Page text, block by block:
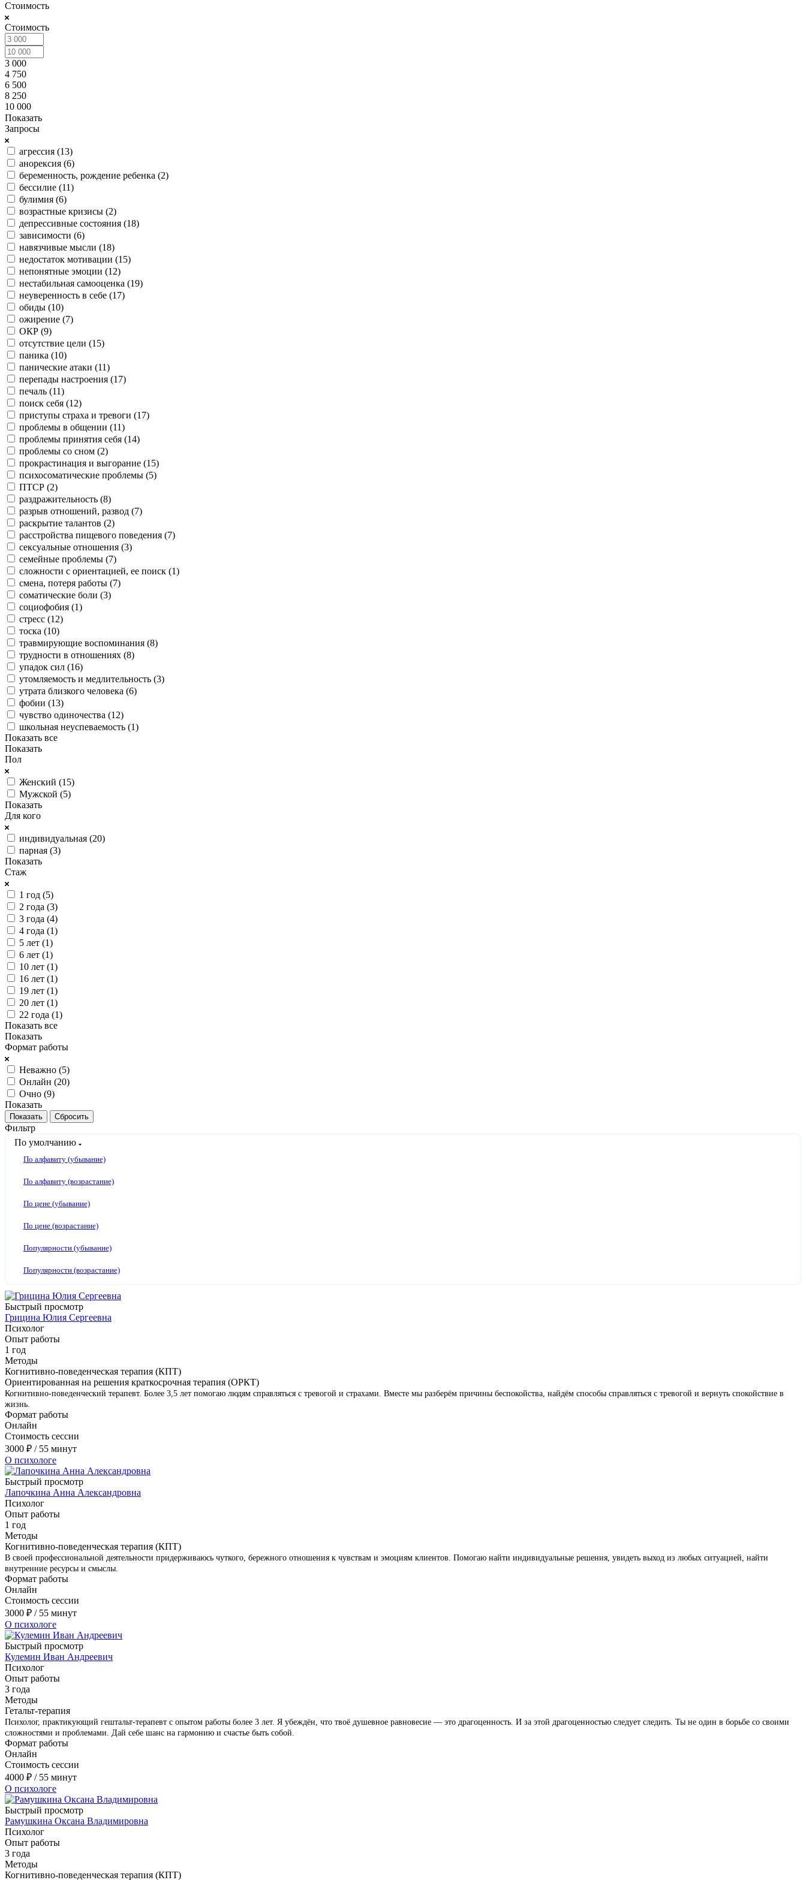
Стоимость
Стоимость
3 000
4 750
6 500
8 250
10 000
Показать
Запросы
агрессия (13)
анорексия (6)
беременность, рождение ребенка (2)
бессилие (11)
булимия (6)
возрастные кризисы (2)
депрессивные состояния (18)
зависимости (6)
навязчивые мысли (18)
недостаток мотивации (15)
непонятные эмоции (12)
нестабильная самооценка (19)
неуверенность в себе (17)
обиды (10)
ожирение (7)
ОКР (9)
отсутствие цели (15)
паника (10)
панические атаки (11)
перепады настроения (17)
печаль (11)
поиск себя (12)
приступы страха и тревоги (17)
проблемы в общении (11)
проблемы принятия себя (14)
проблемы со сном (2)
прокрастинация и выгорание (15)
психосоматические проблемы (5)
ПТСР (2)
раздражительность (8)
разрыв отношений, развод (7)
раскрытие талантов (2)
расстройства пищевого поведения (7)
сексуальные отношения (3)
семейные проблемы (7)
сложности с ориентацией, ее поиск (1)
смена, потеря работы (7)
соматические боли (3)
социофобия (1)
стресс (12)
тоска (10)
травмирующие воспоминания (8)
трудности в отношениях (8)
упадок сил (16)
утомляемость и медлительность (3)
утрата близкого человека (6)
фобии (13)
чувство одиночества (12)
школьная неуспеваемость (1)
Показать все
Показать
Пол
Женский (15)
Мужской (5)
Показать
Для кого
индивидуальная (20)
парная (3)
Показать
Стаж
1 год (5)
2 года (3)
3 года (4)
4 года (1)
5 лет (1)
6 лет (1)
10 лет (1)
16 лет (1)
19 лет (1)
20 лет (1)
22 года (1)
Показать все
Показать
Формат работы
Неважно (5)
Онлайн (20)
Очно (9)
Показать
Сбросить
Фильтр
По умолчанию
По алфавиту (убывание)
По алфавиту (возрастание)
По цене (убывание)
По цене (возрастание)
Популярности (убывание)
Популярности (возрастание)
Быстрый просмотр
Грицина Юлия Сергеевна
Психолог
Опыт работы
1 год
Методы
Когнитивно-поведенческая терапия (КПТ)
Ориентированная на решения краткосрочная терапия (ОРКТ)
Когнитивно-поведенческий терапевт. Более 3,5 лет помогаю людям справляться с тревогой и страхами. Вместе мы разберём причины беспокойства, найдём способы справляться с тревогой и вернуть спокойствие в
жизнь.
Формат работы
Онлайн
Стоимость сессии
3000 ₽ / 55 минут
О психологе
Быстрый просмотр
Лапочкина Анна Александровна
Психолог
Опыт работы
1 год
Методы
Когнитивно-поведенческая терапия (КПТ)
В своей профессиональной деятельности придерживаюсь чуткого, бережного отношения к чувствам и эмоциям клиентов. Помогаю найти индивидуальные решения, увидеть выход из любых ситуацией, найти
внутренние ресурсы и смыслы.
Формат работы
Онлайн
Стоимость сессии
3000 ₽ / 55 минут
О психологе
Быстрый просмотр
Кулемин Иван Андреевич
Психолог
Опыт работы
3 года
Методы
Гетальт-терапия
Психолог, практикующий гештальт-терапевт с опытом работы более 3 лет. Я убеждён, что твоё душевное равновесие — это драгоценность. И за этой драгоценностью следует следить. Ты не один в борьбе со своими
сложностями и проблемами. Дай себе шанс на гармонию и счастье быть собой.
Формат работы
Онлайн
Стоимость сессии
4000 ₽ / 55 минут
О психологе
Быстрый просмотр
Рамушкина Оксана Владимировна
Психолог
Опыт работы
3 года
Методы
Когнитивно-поведенческая терапия (КПТ)